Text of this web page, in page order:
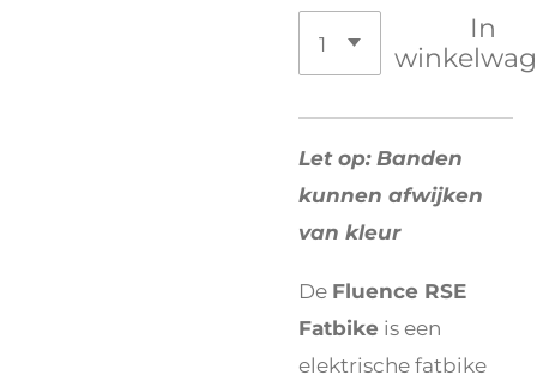
In
Let op: Banden
kunnen afwijken
van kleur
De Fluence RSE
Fatbike is een
elektrische fatbike